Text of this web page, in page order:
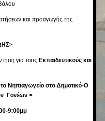
και προαγωγής της
για τους Εκπαιδευτικούς και
Νηπιαγωγείο στο Δημοτικό-Ο
Γονέων >
9:00μμ